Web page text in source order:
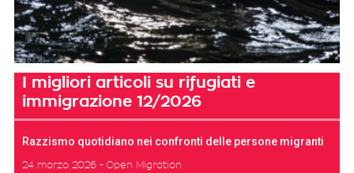
I migliori articoli su rifugiati e
immigrazione 12/2026
Razzismo quotidiano nei confronti delle persone migranti
24 marzo 2026 Open Migration